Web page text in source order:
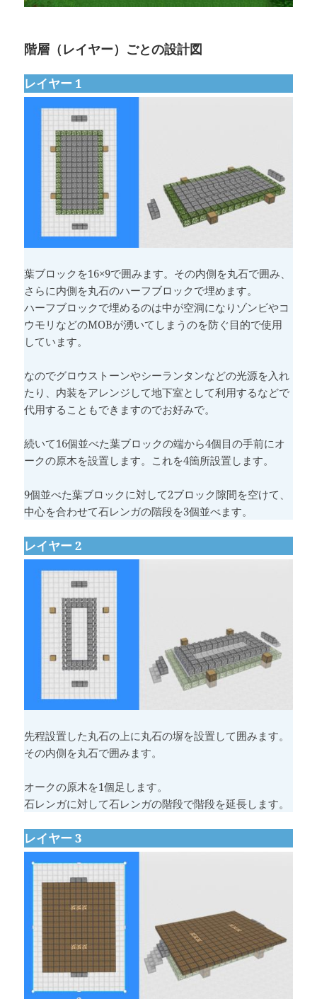
階層（レイヤー）ごとの設計図
レイヤー 1
葉ブロックを16×9で囲みます。その内側を丸石で囲み、
さらに内側を丸石のハーフブロックで埋めます。
ハーフブロックで埋めるのは中が空洞になりゾンビやコ
ウモリなどのMOBが湧いてしまうのを防ぐ目的で使用
しています。
なのでグロウストーンやシーランタンなどの光源を入れ
たり、内装をアレンジして地下室として利用するなどで
代用することもできますのでお好みで。
続いて16個並べた葉ブロックの端から4個目の手前にオ
ークの原木を設置します。これを4箇所設置します。
9個並べた葉ブロックに対して2ブロック隙間を空けて、
中心を合わせて石レンガの階段を3個並べます。
レイヤー 2
先程設置した丸石の上に丸石の塀を設置して囲みます。
その内側を丸石で囲みます。
オークの原木を1個足します。
石レンガに対して石レンガの階段で階段を延長します。
レイヤー 3